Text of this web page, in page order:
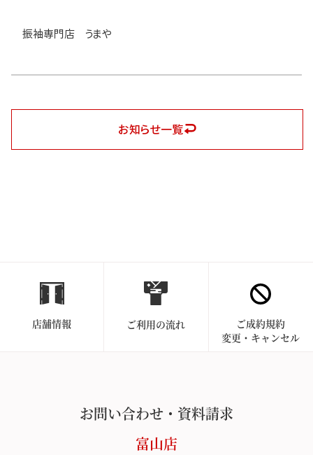
振袖専門店 うまや
お知らせ一覧
店舗情報 ご利用の流れ
ご成約規約
変更・キャンセル
お問い合わせ・資料請求
富山店